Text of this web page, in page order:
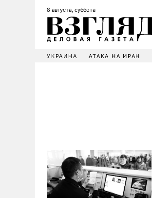
8 августа, суббота
УКРАИНА АТАКА НА ИРАН